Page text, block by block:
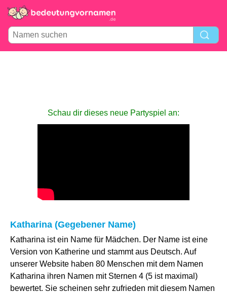
Schau dir dieses neue Partyspiel an:
Katharina (Gegebener Name)
Katharina ist ein Name für Mädchen. Der Name ist eine
Version von Katherine und stammt aus Deutsch. Auf
unserer Website haben 80 Menschen mit dem Namen
Katharina ihren Namen mit Sternen 4 (5 ist maximal)
bewertet. Sie scheinen sehr zufrieden mit diesem Namen